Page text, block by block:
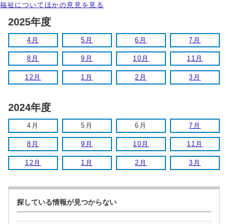
福祉についてほかの意見を見る
2025年度
4月 5月 6月 7月
8月 9月 10月 11月
12月 1月 2月 3月
2024年度
4月 5月 6月 7月
8月 9月 10月 11月
12月 1月 2月 3月
探している情報が見つからない